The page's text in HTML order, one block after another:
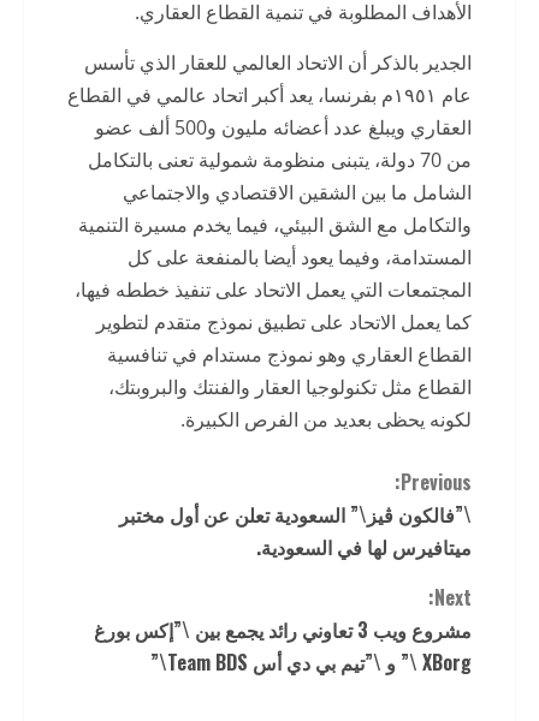
الأهداف المطلوبة في تنمية القطاع العقاري.
الجدير بالذكر أن الاتحاد العالمي للعقار الذي تأسس
عام ١٩٥١م بفرنسا، يعد أكبر اتحاد عالمي في القطاع
العقاري ويبلغ عدد أعضائه مليون و500 ألف عضو
من 70 دولة، يتبنى منظومة شمولية تعنى بالتكامل
الشامل ما بين الشقين الاقتصادي والاجتماعي
والتكامل مع الشق البيئي، فيما يخدم مسيرة التنمية
المستدامة، وفيما يعود أيضا بالمنفعة على كل
المجتمعات التي يعمل الاتحاد على تنفيذ خططه فيها،
كما يعمل الاتحاد على تطبيق نموذج متقدم لتطوير
القطاع العقاري وهو نموذج مستدام في تنافسية
القطاع مثل تكنولوجيا العقار والفنتك والبروبتك،
لكونه يحظى بعديد من الفرص الكبيرة.
C
o
n
t
i
Previous:
\”فالكون ڤيز\” السعودية تعلن عن أول مختبر
ميتافيرس لها في السعودية.
Next:
مشروع ويب 3 تعاوني رائد يجمع بين \”إكس بورغ
XBorg \” و \”تيم بي دي أس Team BDS\”